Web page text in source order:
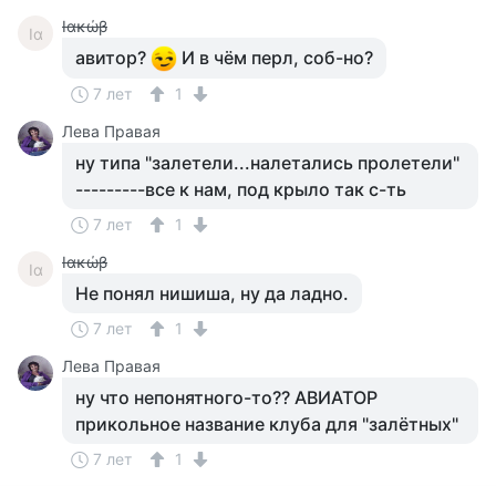
Ια Ιακώβ
авитор? И в чём перл, соб-но?
7 лет
1
Лева Правая
ну типа "залетели...налетались пролетели"
---------все к нам, под крыло так с-ть
7 лет 1
Ια Ιακώβ
Не понял нишиша, ну да ладно.
7 лет
1
Лева Правая
ну что непонятного-то?? АВИАТОР
прикольное название клуба для "залётных"
7 лет 1